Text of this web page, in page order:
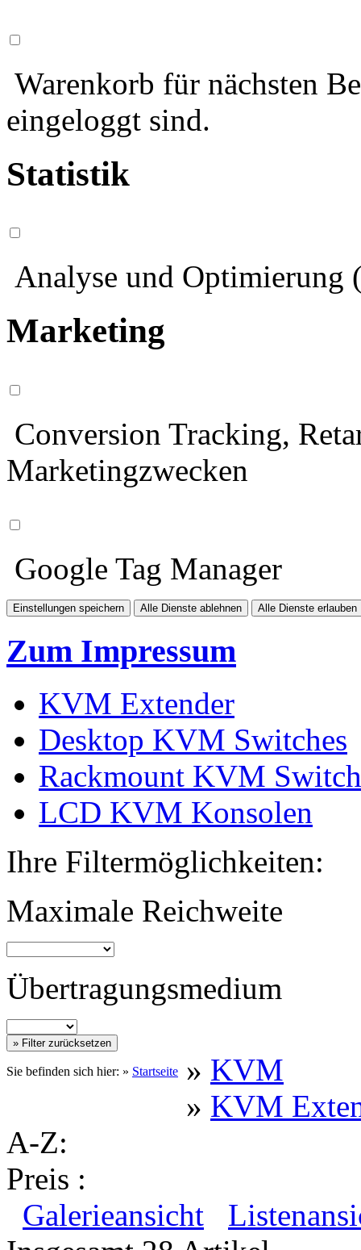
Warenkorb für nächsten
eingeloggt sind.
Statistik
Analyse und Optimierung
Marketing
Conversion Tracking,
Marketingzwecken
Google Tag Manager
Einstellungen speichern Alle Dienste ablehnen Alle Dienste erlauben
Zum Impressum
KVM Extender
Desktop KVM Switches
Rackmount KVM
LCD KVM Konsolen
Ihre Filtermöglichkeiten:
Maximale Reichweite
Übertragungsmedium
Sie befinden sich hier: » Startseite » KVM
» KVM
A-Z:
Preis :
Galerieansicht